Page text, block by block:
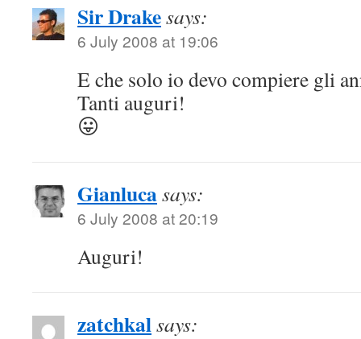
Sir Drakesays:
6 July 2008 at 19:06
E che solo io devo compiere gli
Tanti auguri!
😛
Gianlucasays:
6 July 2008 at 20:19
Auguri!
zatchkalsays: